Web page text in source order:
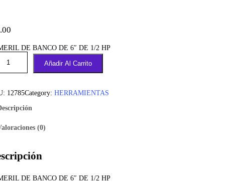
DE BANCO DE 6″ DE 1/2 HP
Añadir Al Carrito
12785Category: HERRAMIENTAS
(0)
DE BANCO DE 6″ DE 1/2 HP